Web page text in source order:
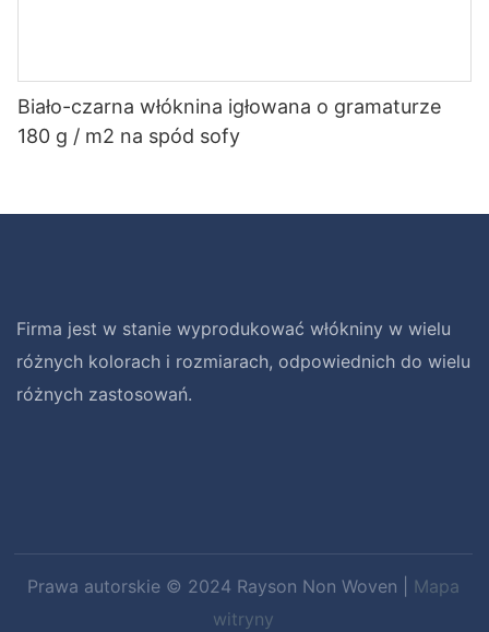
Biało-czarna włóknina igłowana o gramaturze
180 g / m2 na spód sofy
Firma jest w stanie wyprodukować włókniny w wielu
różnych kolorach i rozmiarach, odpowiednich do wielu
różnych zastosowań.
Prawa autorskie © 2024 Rayson Non Woven | Mapa
witryny